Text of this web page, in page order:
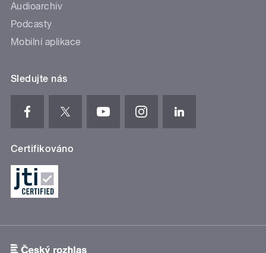
Audioarchiv
Podcasty
Mobilní aplikace
Sledujte nás
Certifikováno